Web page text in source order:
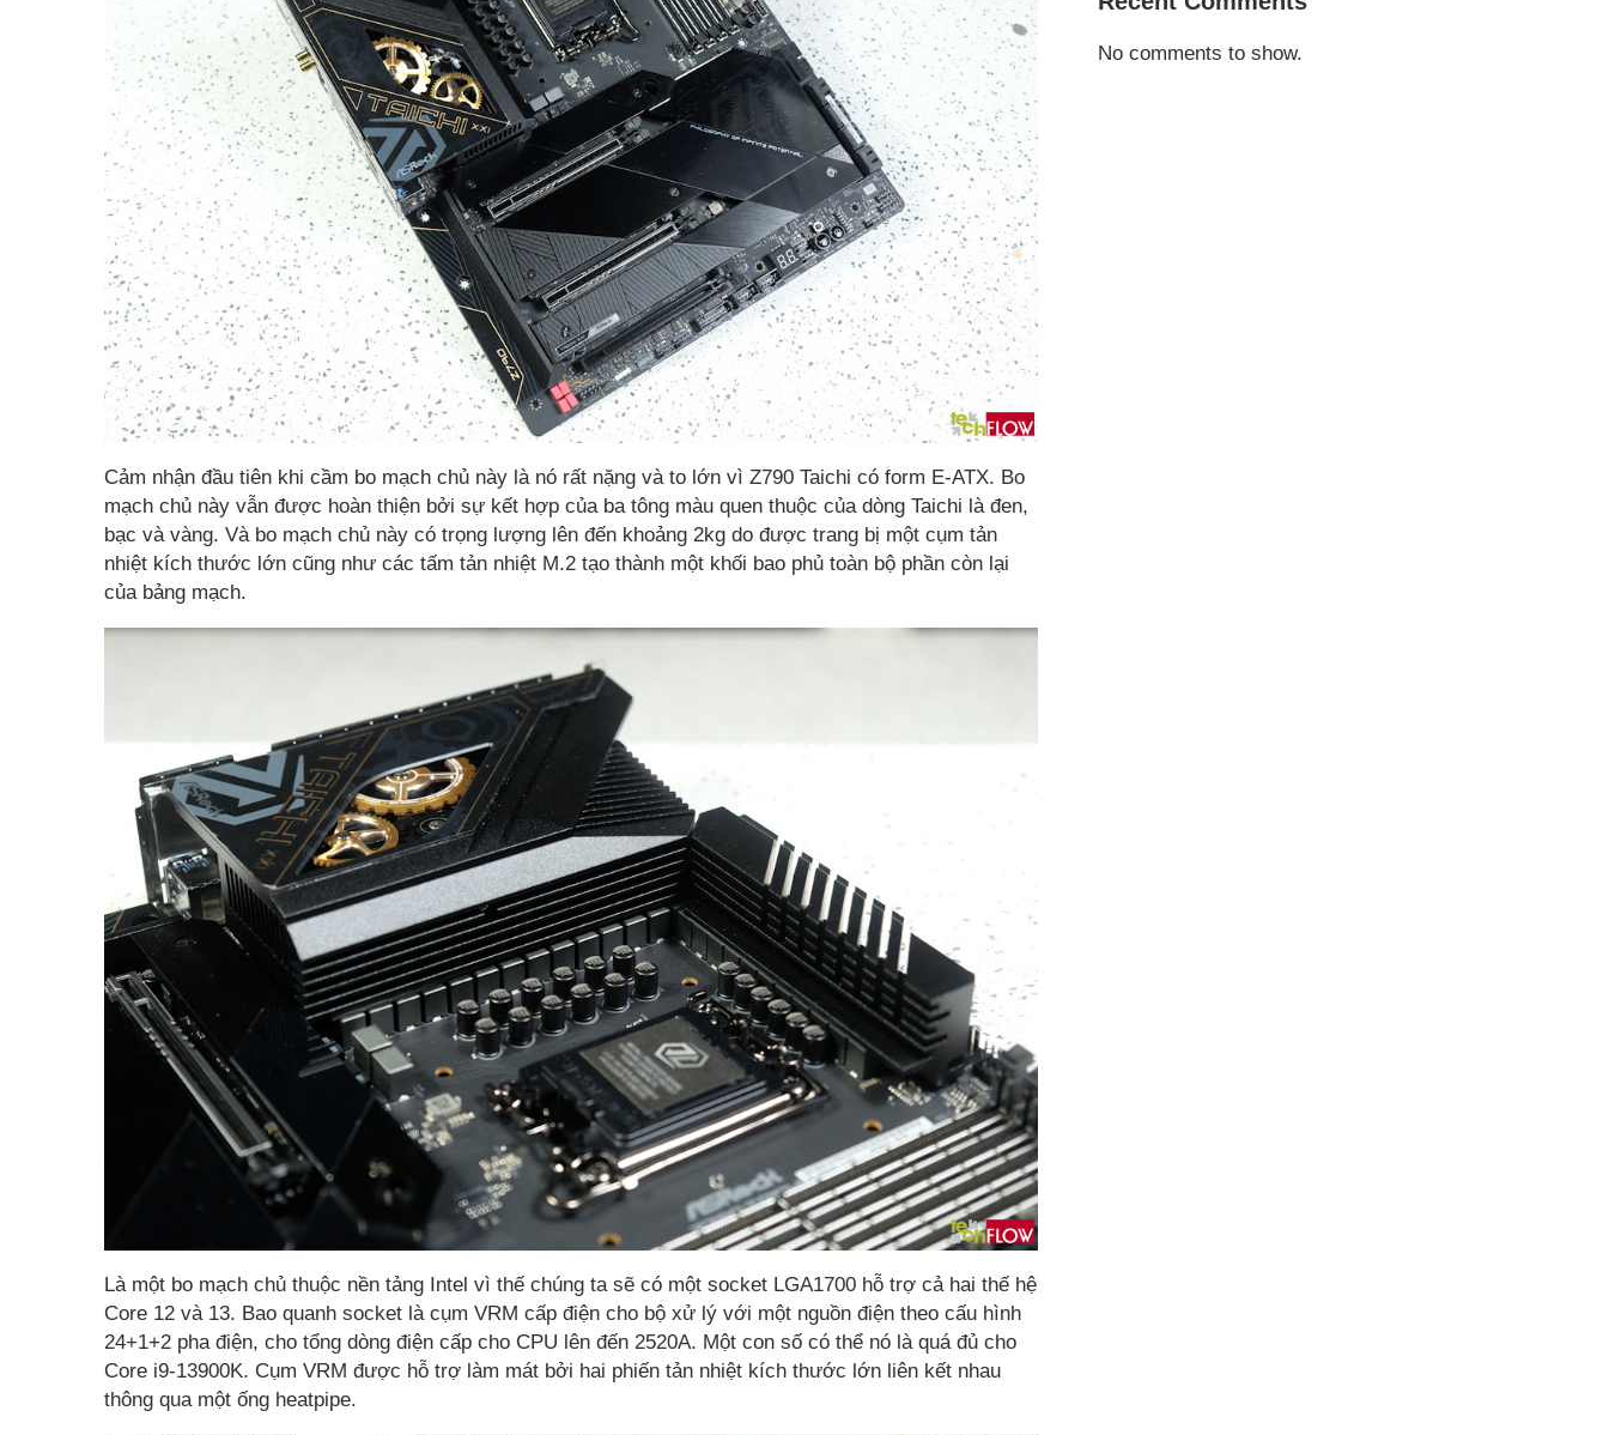
Cảm nhận đầu tiên khi cầm bo mạch chủ này là nó rất nặng và to lớn vì Z790 Taichi có form E-ATX. Bo
mạch chủ này vẫn được hoàn thiện bởi sự kết hợp của ba tông màu quen thuộc của dòng Taichi là đen,
bạc và vàng. Và bo mạch chủ này có trọng lượng lên đến khoảng 2kg do được trang bị một cụm tản
nhiệt kích thước lớn cũng như các tấm tản nhiệt M.2 tạo thành một khối bao phủ toàn bộ phần còn lại
của bảng mạch.
Là một bo mạch chủ thuộc nền tảng Intel vì thế chúng ta sẽ có một socket LGA1700 hỗ trợ cả hai thế hệ
Core 12 và 13. Bao quanh socket là cụm VRM cấp điện cho bộ xử lý với một nguồn điện theo cấu hình
24+1+2 pha điện, cho tổng dòng điện cấp cho CPU lên đến 2520A. Một con số có thể nó là quá đủ cho
Core i9-13900K. Cụm VRM được hỗ trợ làm mát bởi hai phiến tản nhiệt kích thước lớn liên kết nhau
thông qua một ống heatpipe.
No comments to show.